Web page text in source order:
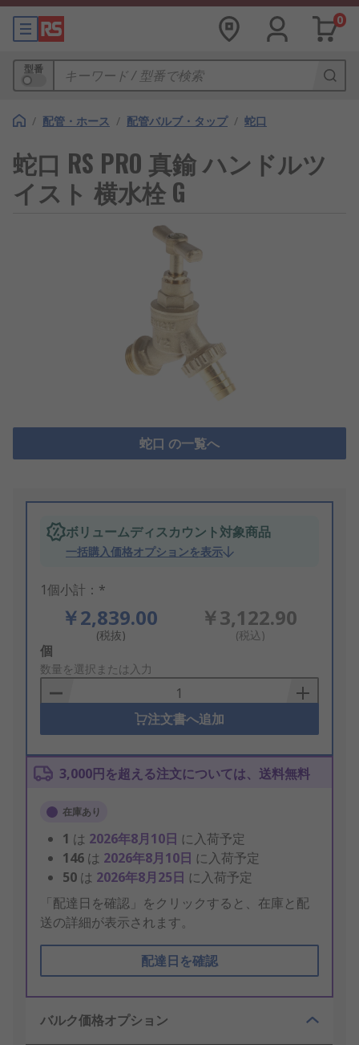
0
型番
/ 配管・ホース / 配管バルブ・タップ / 蛇口
蛇口 RS PRO 真鍮 ハンドルツ
イスト 横水栓 G
蛇口 の一覧へ
ボリュームディスカウント対象商品
一括購入価格オプションを表示
1個小計：*
￥2,839.00
(税抜)
￥3,122.90
(税込)
Add
to
Basket
個
数量を選択または入力
注文書へ追加
3,000円を超える注文については、送料無料
在庫あり
1 は 2026年8月10日 に入荷予定
146 は 2026年8月10日 に入荷予定
50 は 2026年8月25日 に入荷予定
「配達日を確認」をクリックすると、在庫と配
送の詳細が表示されます。
配達日を確認
バルク価格オプション